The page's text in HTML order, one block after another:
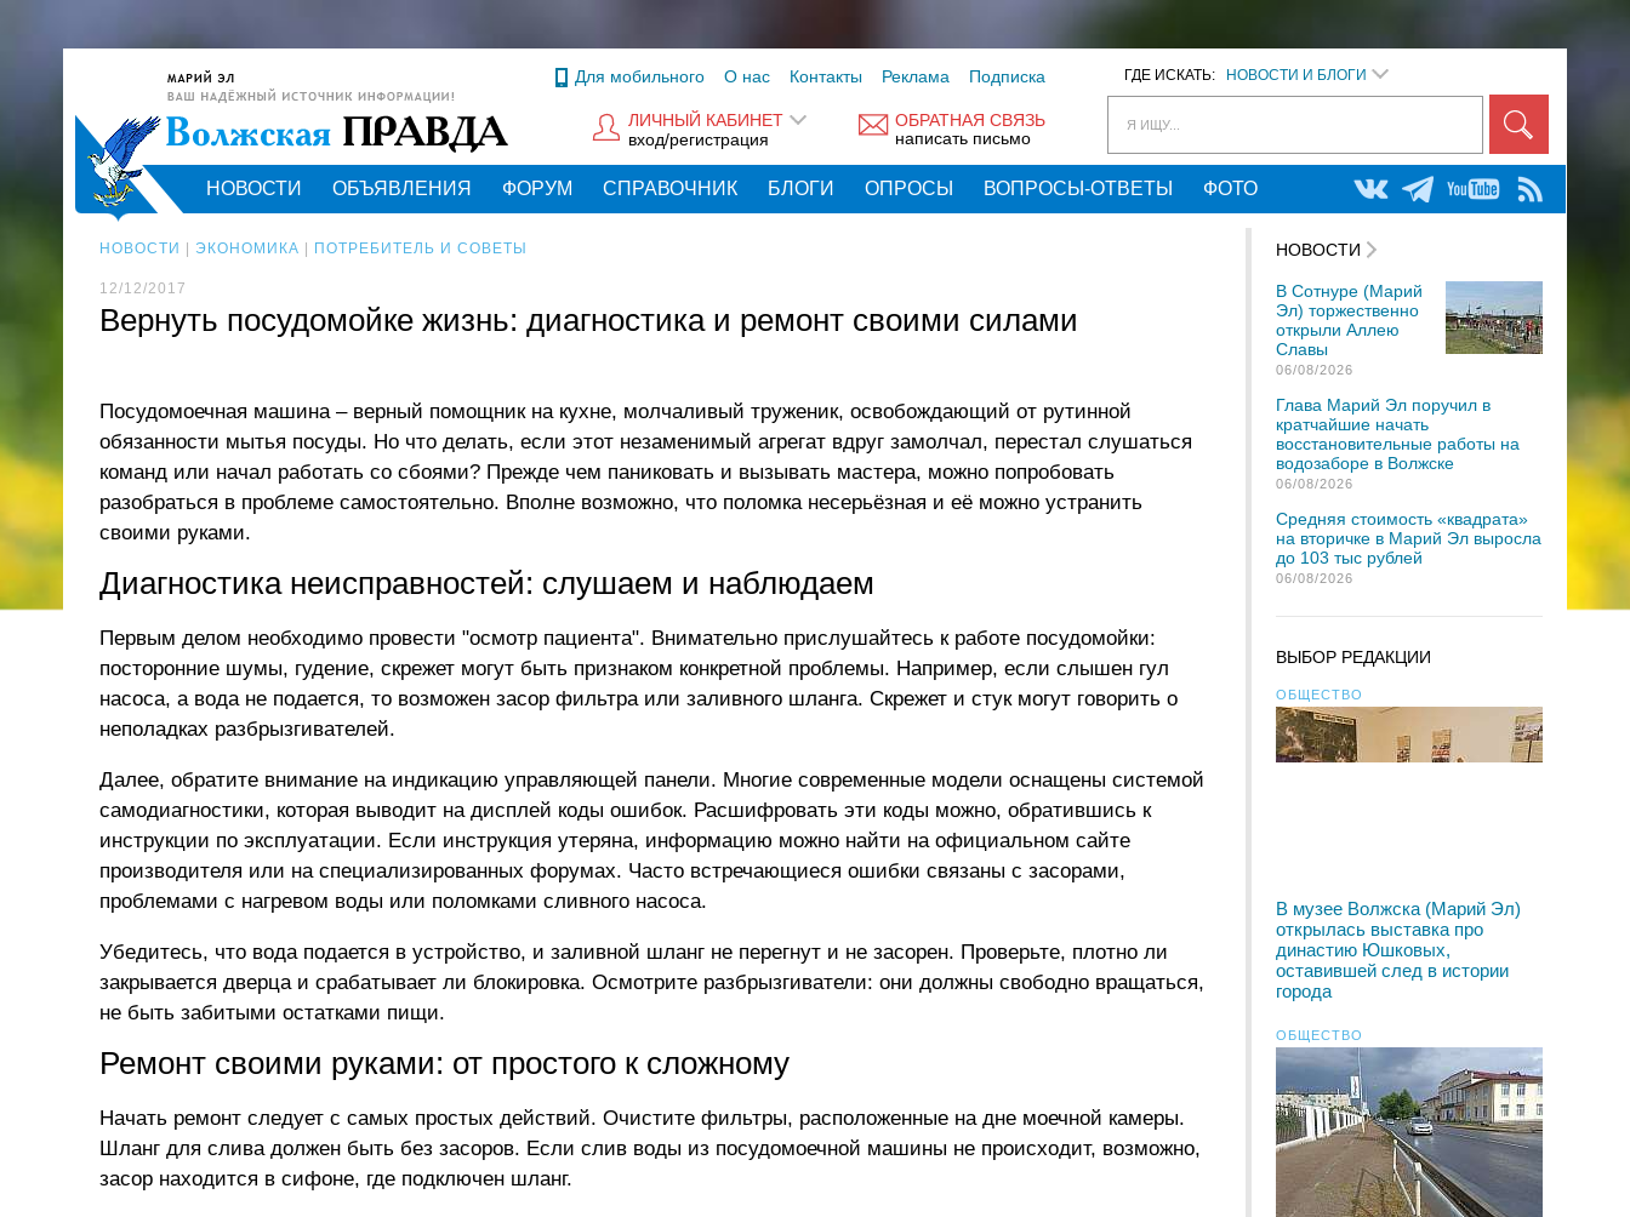
ГДЕ ИСКАТЬ: НОВОСТИ И БЛОГИ
Я ИЩУ...
Для мобильного О нас Контакты Реклама Подписка
ОБРАТНАЯ СВЯЗЬ
написать письмо
ЛИЧНЫЙ КАБИНЕТ
вход/регистрация
НОВОСТИ ОБЪЯВЛЕНИЯ ФОРУМ СПРАВОЧНИК БЛОГИ ОПРОСЫ ВОПРОСЫ-ОТВЕТЫ ФОТО
НОВОСТИ ЭКОНОМИКА ПОТРЕБИТЕЛЬ И СОВЕТЫ
12/12/2017
Вернуть посудомойке жизнь: диагностика и ремонт своими силами
Посудомоечная машина – верный помощник на кухне, молчаливый труженик, освобождающий от рутинной
обязанности мытья посуды. Но что делать, если этот незаменимый агрегат вдруг замолчал, перестал слушаться
команд или начал работать со сбоями? Прежде чем паниковать и вызывать мастера, можно попробовать
разобраться в проблеме самостоятельно. Вполне возможно, что поломка несерьёзная и её можно устранить
своими руками.
Диагностика неисправностей: слушаем и наблюдаем
Первым делом необходимо провести "осмотр пациента". Внимательно прислушайтесь к работе посудомойки:
посторонние шумы, гудение, скрежет могут быть признаком конкретной проблемы. Например, если слышен гул
насоса, а вода не подается, то возможен засор фильтра или заливного шланга. Скрежет и стук могут говорить о
неполадках разбрызгивателей.
Далее, обратите внимание на индикацию управляющей панели. Многие современные модели оснащены системой
самодиагностики, которая выводит на дисплей коды ошибок. Расшифровать эти коды можно, обратившись к
инструкции по эксплуатации. Если инструкция утеряна, информацию можно найти на официальном сайте
производителя или на специализированных форумах. Часто встречающиеся ошибки связаны с засорами,
проблемами с нагревом воды или поломками сливного насоса.
Убедитесь, что вода подается в устройство, и заливной шланг не перегнут и не засорен. Проверьте, плотно ли
закрывается дверца и срабатывает ли блокировка. Осмотрите разбрызгиватели: они должны свободно вращаться,
не быть забитыми остатками пищи.
Ремонт своими руками: от простого к сложному
Начать ремонт следует с самых простых действий. Очистите фильтры, расположенные на дне моечной камеры.
Шланг для слива должен быть без засоров. Если слив воды из посудомоечной машины не происходит, возможно,
засор находится в сифоне, где подключен шланг.
НОВОСТИ
В Сотнуре (Марий
Эл) торжественно
открыли Аллею
Славы
06/08/2026
Глава Марий Эл поручил в
кратчайшие начать
восстановительные работы на
водозаборе в Волжске
06/08/2026
Средняя стоимость «квадрата»
на вторичке в Марий Эл выросла
до 103 тыс рублей
06/08/2026
ВЫБОР РЕДАКЦИИ
ОБЩЕСТВО
В музее Волжска (Марий Эл)
открылась выставка про
династию Юшковых,
оставившей след в истории
города
ОБЩЕСТВО